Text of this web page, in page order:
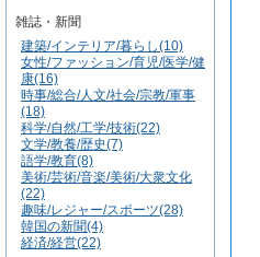
雑誌・新聞
建築/インテリア/暮らし(10)
女性/ファッション/育児/医学/健
康(16)
時事/総合/人文/社会/宗教/軍事
(18)
科学/自然/工学/技術(22)
文学/教養/歴史(7)
語学/教育(8)
美術/芸術/音楽/美術/大衆文化
(22)
趣味/レジャー/スポーツ(28)
韓国の新聞(4)
経済/経営(22)